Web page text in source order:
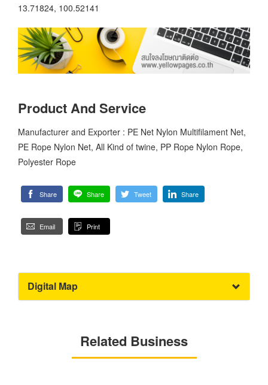
13.71824, 100.52141
Product And Service
Manufacturer and Exporter : PE Net Nylon Multifilament Net,
PE Rope Nylon Net, All Kind of twine, PP Rope Nylon Rope,
Polyester Rope
Share Share Tweet Share
Email Print
Digital Map
Related Business